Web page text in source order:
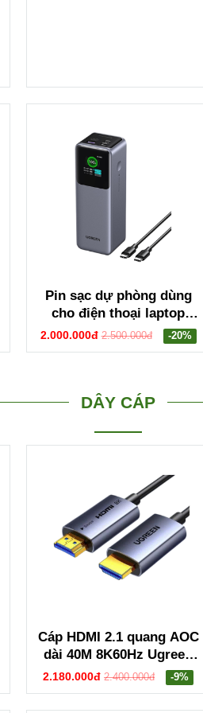
Pin sạc dự phòng dùng
cho điện thoại laptop
25000mAh Ugreen 35525B
CD359
2.000.000đ 2.500.000đ -20%
DÂY CÁP
Cáp HDMI 2.1 quang AOC
dài 40M 8K60Hz Ugreen
55509 HD183
2.180.000đ 2.400.000đ -9%